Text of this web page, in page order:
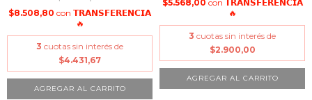
$8.508,80 con 𝗧𝗥𝗔𝗡𝗦𝗙𝗘𝗥𝗘𝗡𝗖𝗜𝗔
🔥
3 cuotas sin interés de
$4.431,67
$5.568,00 con 𝗧𝗥𝗔𝗡𝗦𝗙𝗘𝗥𝗘𝗡𝗖𝗜𝗔
🔥
3 cuotas sin interés de
$2.900,00